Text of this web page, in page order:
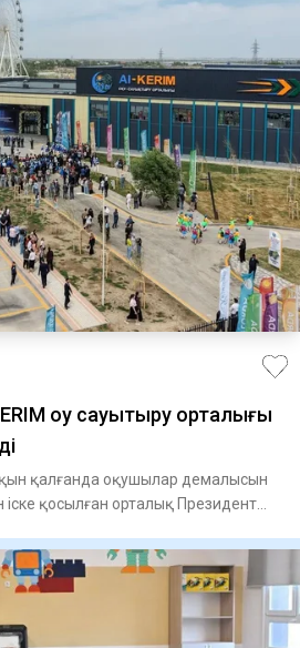
оқу сауықтыру орталығы
қалғанда оқушылар демалысын
іске қосылған орталық Президент